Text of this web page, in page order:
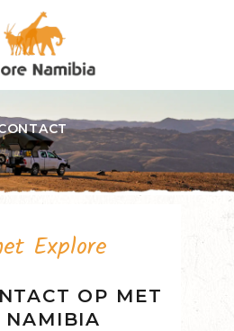
Explore
OP MET
NAMIBIA